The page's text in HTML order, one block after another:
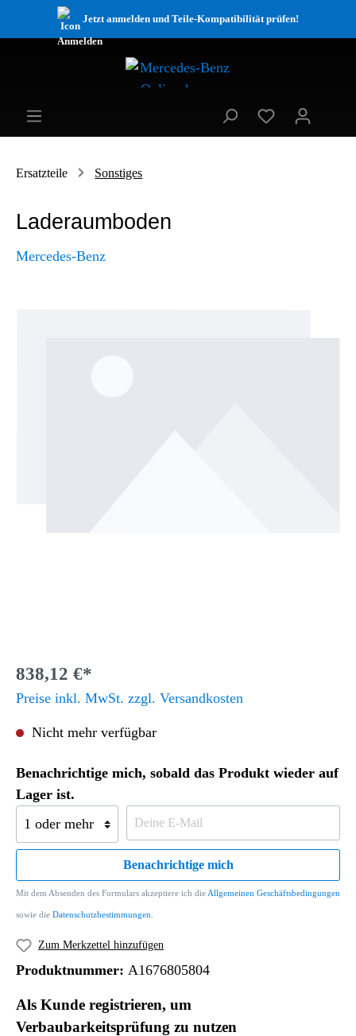
Jetzt anmelden und Teile-Kompatibilität prüfen!
Ersatzteile Sonstiges
Laderaumboden
Mercedes-Benz
838,12 €*
Preise inkl. MwSt. zzgl. Versandkosten
Nicht mehr verfügbar
Benachrichtige mich, sobald das Produkt wieder auf
Lager ist.
Benachrichtige mich
Mit dem Absenden des Formulars akzeptiere ich die Allgemeinen Geschäftsbedingungen
sowie die Datenschutzbestimmungen
Zum Merkzettel hinzufügen
Produktnummer: A1676805804
Als Kunde registrieren, um
Verbaubarkeitsprüfung zu nutzen